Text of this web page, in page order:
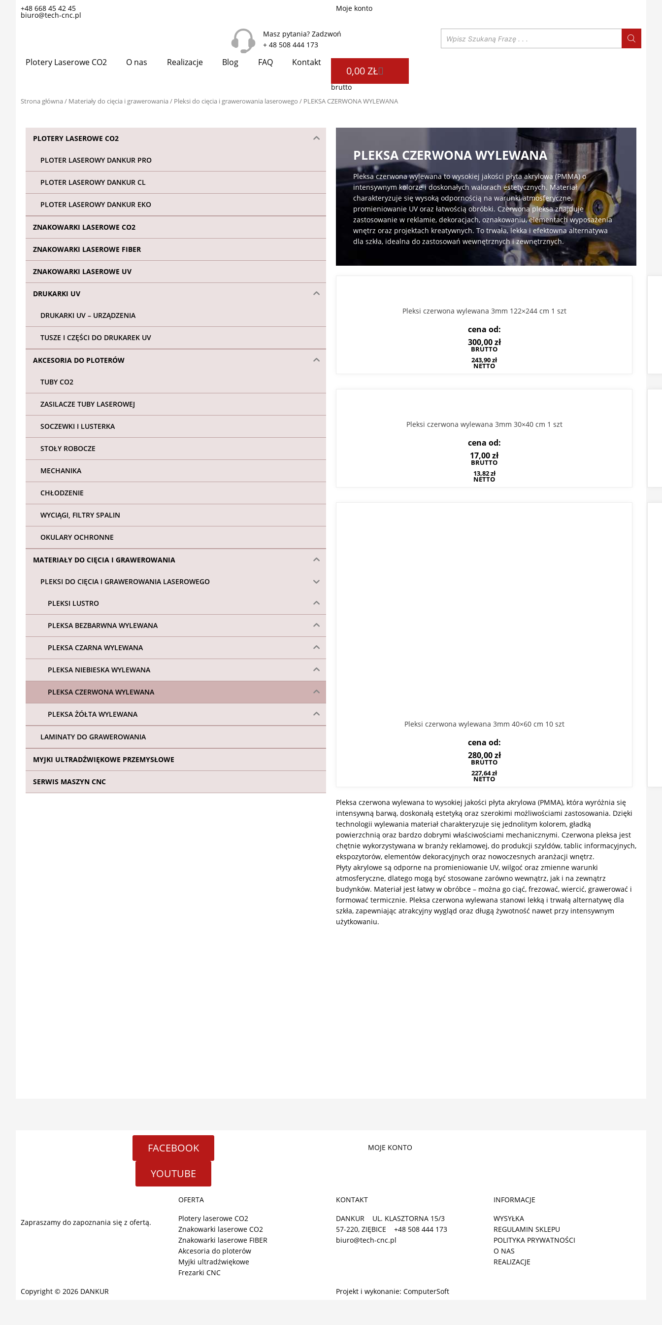
Przejdź+48 668 45 42 45
biuro@tech-cnc.pl
Moje konto
Masz pytania? Zadzwoń
+ 48 508 444 173
Wyszukiwarka
produktów
Plotery Laserowe CO2 O nas Realizacje Blog FAQ Kontakt
0,00ZŁWÓZEK
brutto
Strona główna/ Materiały do cięcia i grawerowania/ Pleksi do cięcia i grawerowania laserowego / PLEKSA CZERWONA WYLEWANA
PLOTERY LASEROWE CO2
PLOTER LASEROWY DANKUR PRO
PLOTER LASEROWY DANKUR CL
PLOTER LASEROWY DANKUR EKO
ZNAKOWARKI LASEROWE CO2
ZNAKOWARKI LASEROWE FIBER
ZNAKOWARKI LASEROWE UV
DRUKARKI UV
DRUKARKI UV – URZĄDZENIA
TUSZE I CZĘŚCI DO DRUKAREK UV
AKCESORIA DO PLOTERÓW
TUBY CO2
ZASILACZE TUBY LASEROWEJ
SOCZEWKI I LUSTERKA
STOŁY ROBOCZE
MECHANIKA
CHŁODZENIE
WYCIĄGI, FILTRY SPALIN
OKULARY OCHRONNE
MATERIAŁY DO CIĘCIA I GRAWEROWANIA
PLEKSI DO CIĘCIA I GRAWEROWANIA LASEROWEGO
PLEKSI LUSTRO
PLEKSA BEZBARWNA WYLEWANA
PLEKSA CZARNA WYLEWANA
PLEKSA NIEBIESKA WYLEWANA
PLEKSA CZERWONA WYLEWANA
PLEKSA ŻÓŁTA WYLEWANA
LAMINATY DO GRAWEROWANIA
MYJKI ULTRADŹWIĘKOWE PRZEMYSŁOWE
SERWIS MASZYN CNC
PLEKSA CZERWONA WYLEWANA
Pleksa czerwona wylewana to wysokiej jakości płyta akrylowa (PMMA) o
intensywnym kolorze i doskonałych walorach estetycznych. Materiał
charakteryzuje się wysoką odpornością na warunki atmosferyczne,
promieniowanie UV oraz łatwością obróbki. Czerwona pleksa znajduje
zastosowanie w reklamie, dekoracjach, oznakowaniu, elementach wyposażenia
wnętrz oraz projektach kreatywnych. To trwała, lekka i efektowna alternatywa
dla szkła, idealna do zastosowań wewnętrznych i zewnętrznych.
Pleksi czerwona wylewana 3mm 122×244 cm 1 szt
cena od:
300,00zł
BRUTTO
243,90zł
NETTO
Pleksi czerwona wylewana 3mm 30×40 cm 1 szt
cena od:
17,00zł
BRUTTO
13,82zł
NETTO
Pleksi czerwona wylewana 3mm 40×60 cm 10 szt
cena od:
280,00zł
BRUTTO
227,64zł
NETTO
Pleksa czerwona wylewana to wysokiej jakości płyta akrylowa (PMMA), która wyróżnia się
intensywną barwą, doskonałą estetyką oraz szerokimi możliwościami zastosowania. Dzięki
technologii wylewania materiał charakteryzuje się jednolitym kolorem, gładką
powierzchnią oraz bardzo dobrymi właściwościami mechanicznymi. Czerwona pleksa jest
chętnie wykorzystywana w branży reklamowej, do produkcji szyldów, tablic informacyjnych,
ekspozytorów, elementów dekoracyjnych oraz nowoczesnych aranżacji wnętrz.
Płyty akrylowe są odporne na promieniowanie UV, wilgoć oraz zmienne warunki
atmosferyczne, dlatego mogą być stosowane zarówno wewnątrz, jak i na zewnątrz
budynków. Materiał jest łatwy w obróbce – można go ciąć, frezować, wiercić, grawerować i
formować termicznie. Pleksa czerwona wylewana stanowi lekką i trwałą alternatywę dla
szkła, zapewniając atrakcyjny wygląd oraz długą żywotność nawet przy intensywnym
użytkowaniu.
FACEBOOK
YOUTUBE
MOJE KONTO
Zapraszamy do zapoznania się z ofertą.
OFERTA
Plotery laserowe CO2
Znakowarki laserowe CO2
Znakowarki laserowe FIBER
Akcesoria do ploterów
Myjki ultradźwiękowe
Frezarki CNC
KONTAKT
DANKUR
UL. KLASZTORNA 15/3
57-220, ZIĘBICE
+48 508 444 173
biuro@tech-cnc.pl
INFORMACJE
WYSYŁKA
REGULAMIN SKLEPU
POLITYKA PRYWATNOŚCI
O NAS
REALIZACJE
Copyright © 2026 DANKUR Projekt i wykonanie: ComputerSoft